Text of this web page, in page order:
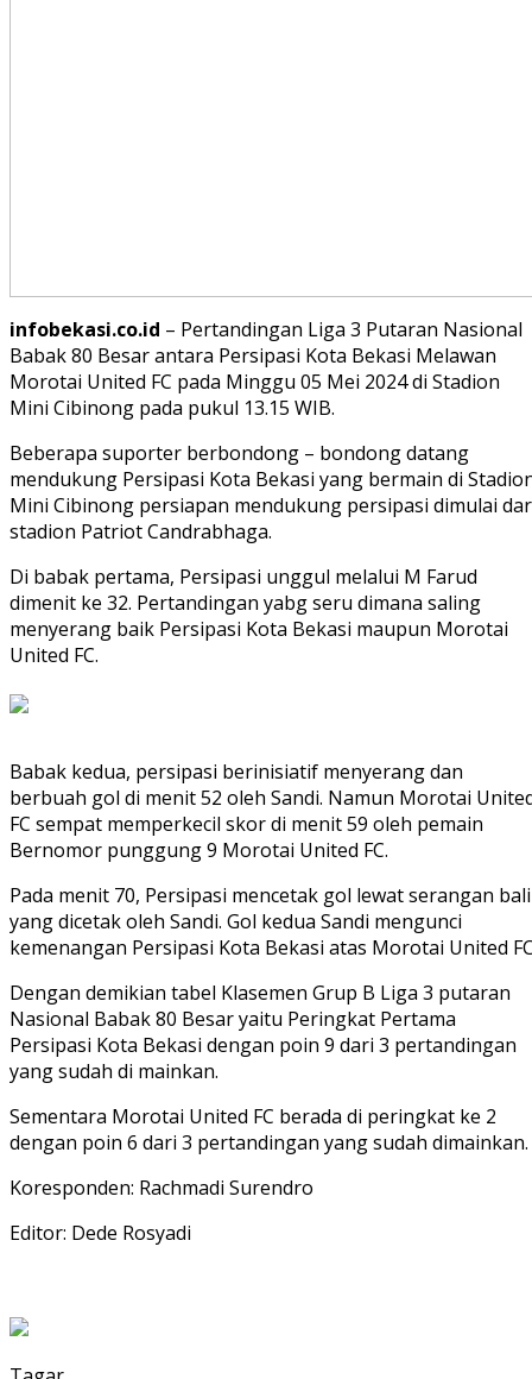
infobekasi.co.id – Pertandingan Liga 3 Putaran Nasional
Babak 80 Besar antara Persipasi Kota Bekasi Melawan
Morotai United FC pada Minggu 05 Mei 2024 di Stadion
Mini Cibinong pada pukul 13.15 WIB.
Beberapa suporter berbondong – bondong datang
mendukung Persipasi Kota Bekasi yang bermain di
Mini Cibinong persiapan mendukung persipasi dimulai
stadion Patriot Candrabhaga.
Di babak pertama, Persipasi unggul melalui M Farud
dimenit ke 32. Pertandingan yabg seru dimana saling
menyerang baik Persipasi Kota Bekasi maupun Morotai
United FC.
Babak kedua, persipasi berinisiatif menyerang dan
berbuah gol di menit 52 oleh Sandi. Namun Morotai
FC sempat memperkecil skor di menit 59 oleh pemain
Bernomor punggung 9 Morotai United FC.
Pada menit 70, Persipasi mencetak gol lewat serangan
yang dicetak oleh Sandi. Gol kedua Sandi mengunci
kemenangan Persipasi Kota Bekasi atas Morotai United
Dengan demikian tabel Klasemen Grup B Liga 3 putaran
Nasional Babak 80 Besar yaitu Peringkat Pertama
Persipasi Kota Bekasi dengan poin 9 dari 3 pertandingan
yang sudah di mainkan.
Sementara Morotai United FC berada di peringkat ke 2
dengan poin 6 dari 3 pertandingan yang sudah dimainkan.
Koresponden: Rachmadi Surendro
Editor: Dede Rosyadi